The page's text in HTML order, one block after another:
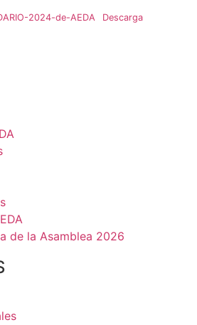
2024-de-AEDA Descarga
de la Asamblea 2026